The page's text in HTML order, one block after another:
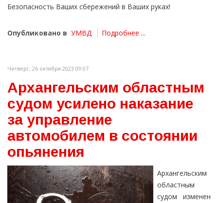
Безопасность Ваших сбережений в Ваших руках!
Опубликовано в УМВД Подробнее ...
Четверг, 26 октября 2023 09:07
Архангельским областным
судом усилено наказание
за управление
автомобилем в состоянии
опьянения
Архангельским
областным
судом изменен